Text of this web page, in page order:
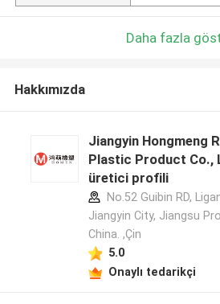
Daha fazla
Hakkımızda
Jiangyin Hongmeng
Plastic Product Co.,
üretici profili
No.52 Guibin RD,
Jiangyin City, Jiangsu
China. ,Çin
5.0
Onaylı tedarikçi